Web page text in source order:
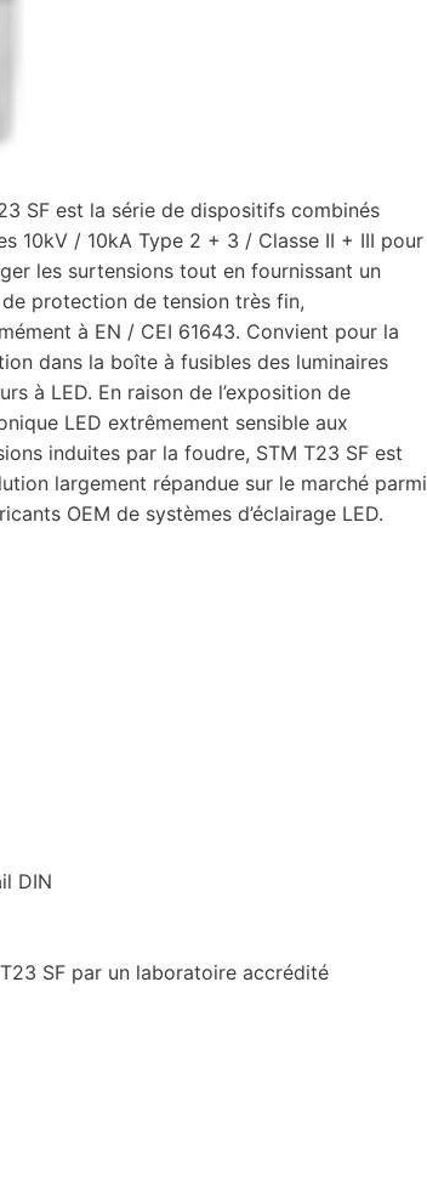
SF est la série de dispositifs combinés
10kV / 10kA Type 2 + 3 / Classe II + III pour
les surtensions tout en fournissant un
de protection de tension très fin,
à EN / CEI 61643. Convient pour la
dans la boîte à fusibles des luminaires
à LED. En raison de l’exposition de
LED extrêmement sensible aux
induites par la foudre, STM T23 SF est
largement répandue sur le marché parmi
OEM de systèmes d’éclairage LED.
DIN
SF par un laboratoire accrédité